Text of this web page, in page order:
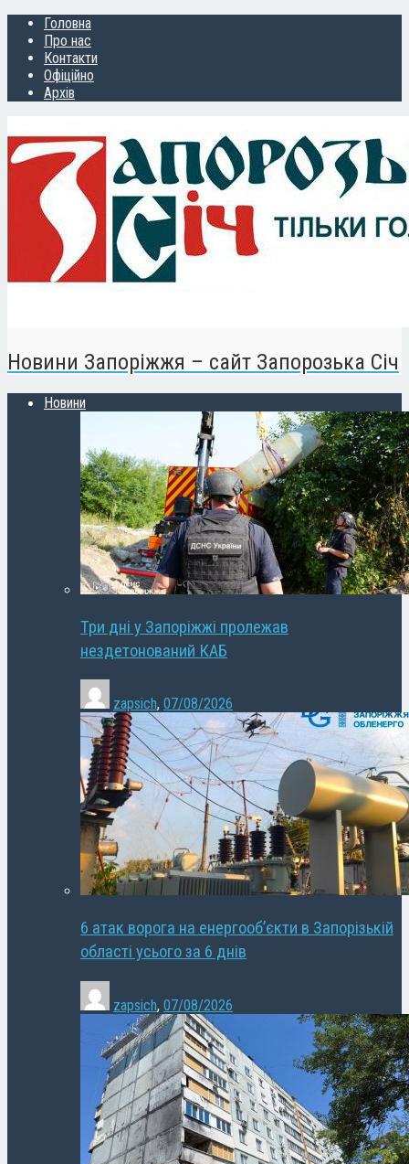
Головна
Про нас
Контакти
Офіційно
Архів
Новини Запоріжжя – сайт Запорозька Січ
Новини
Три дні у Запоріжжі пролежав
нездетонований КАБ
zapsich, 07/08/2026
6 атак ворога на енергооб’єкти в Запорізькій
області усього за 6 днів
zapsich, 07/08/2026